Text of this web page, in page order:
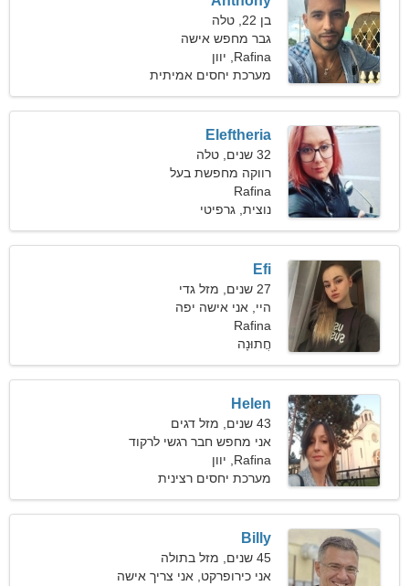
בן 22, טלה
גבר מחפש אישה
Rafina, יוון
מערכת יחסים אמיתית
Eleftheria
32 שנים, טלה
רווקה מחפשת בעל
Rafina
נוצית, גרפיטי
Efi
27 שנים, מזל גדי
היי, אני אישה יפה
Rafina
חֲתוּנָה
Helen
43 שנים, מזל דגים
אני מחפש חבר רגשי לרקוד
ביחד
Rafina, יוון
מערכת יחסים רצינית
Billy
45 שנים, מזל בתולה
אני כירופרקט, אני צריך אישה